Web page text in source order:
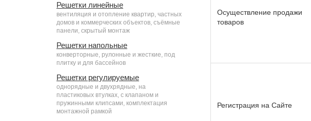
Осуществление продажи
товаров
Регистрация на Сайте
Решетки линейные
вентиляция и отопление квартир, частных
домов и коммерческих объектов, съёмные
панели, скрытый монтаж
Решетки напольные
конверторные, рулонные и жесткие, под
плитку и для бассейнов
Решетки регулируемые
однорядные и двухрядные, на
пластиковых втулках, с клапаном и
пружинными клипсами, комплектация
монтажной рамкой